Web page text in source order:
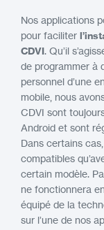
Nos applications
pour faciliter
CDVI. Qu’il
de programmer à
personnel d’une
mobile, nous
CDVI sont
Android et sont
Dans certains
compatibles
certain modèle.
ne fonctionnera
équipé de la
sur l’une de nos